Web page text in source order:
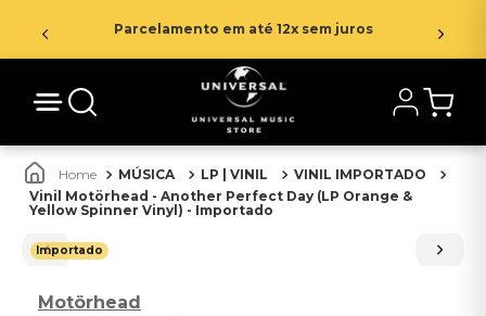
Parcelamento em até 12x sem juros
MÚSICA LP | VINIL
VINIL IMPORTADO
Vinil Motörhead - Another Perfect Day (LP Orange &
Yellow Spinner Vinyl) - Importado
Importado
Motörhead